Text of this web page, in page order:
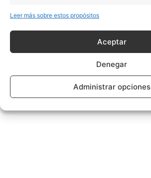
Leer más sobre estos propósitos
Aceptar
Denegar
Administrar opciones